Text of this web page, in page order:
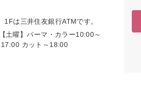
は三井住友銀行ATMです。
土曜】パーマ・カラー10:00～
カット～18:00